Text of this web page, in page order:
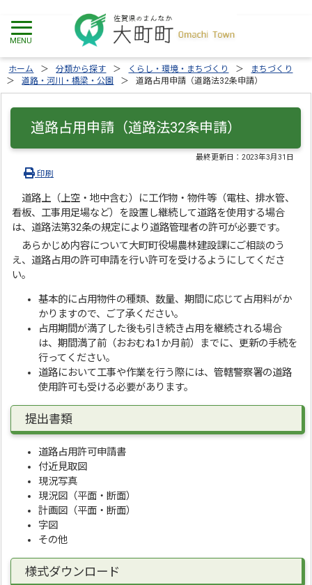
ホーム 分類から探す くらし・環境・まちづくり
まちづくり
道路・河川・橋梁・公園
道路占用申請（道路法32条申請）
道路占用申請（道路法32条申請）
最終更新日：2023年3月31日
印刷
道路上（上空・地中含む）に工作物・物件等（電柱、排水管、
看板、工事用足場など）を設置し継続して道路を使用する場合
は、道路法第32条の規定により道路管理者の許可が必要です。
あらかじめ内容について大町町役場農林建設課にご相談のう
え、道路占用の許可申請を行い許可を受けるようにしてくださ
い。
基本的に占用物件の種類、数量、期間に応じて占用料がか
かりますので、ご了承ください。
占用期間が満了した後も引き続き占用を継続される場合
は、期間満了前（おおむね1か月前）までに、更新の手続を
行ってください。
道路において工事や作業を行う際には、管轄警察署の道路
使用許可も受ける必要があります。
提出書類
道路占用許可申請書
付近見取図
現況写真
現況図（平面・断面）
計画図（平面・断面）
字図
その他
様式ダウンロード